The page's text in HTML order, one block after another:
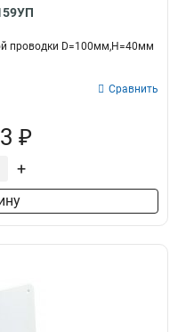
проводки D=100мм,Н=40мм
Сравнить
₽
+